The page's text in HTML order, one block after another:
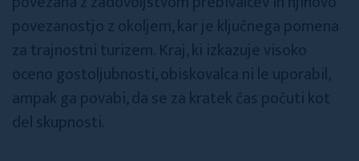
povezanostjo z okoljem, kar je ključnega pomena
za trajnostni turizem. Kraj, ki izkazuje visoko
oceno gostoljubnosti, obiskovalca ni le uporabil,
ampak ga povabi, da se za kratek čas počuti kot
del skupnosti.